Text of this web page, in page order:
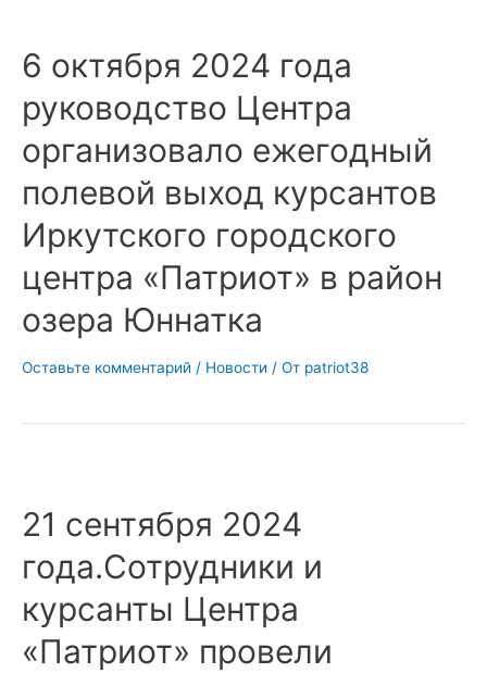
6 октября 2024 года
руководство Центра
организовало ежегодный
полевой выход курсантов
Иркутского городского
центра «Патриот» в район
озера Юннатка
Оставьте комментарий / Новости / От patriot38
21 сентября 2024
года.Сотрудники и
курсанты Центра
«Патриот» провели